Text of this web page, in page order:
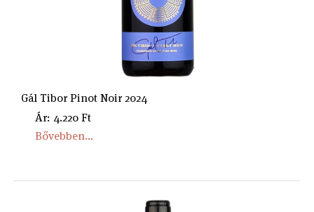
Gál Tibor Pinot Noir 2024
Ár: 4.220 Ft
Bővebben...